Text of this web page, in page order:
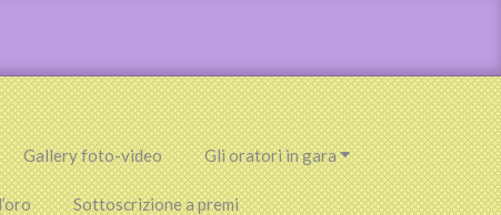
Gallery foto-video Gli oratori in gara
Sottoscrizione a premi